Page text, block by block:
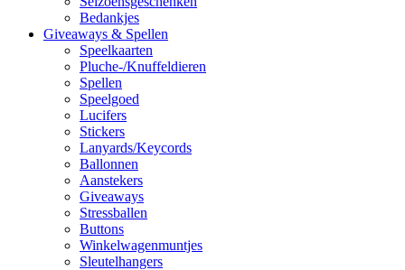
Bedankjes
Giveaways & Spellen
Speelkaarten
Pluche-/Knuffeldieren
Spellen
Speelgoed
Lucifers
Stickers
Lanyards/Keycords
Ballonnen
Aanstekers
Giveaways
Stressballen
Buttons
Winkelwagenmuntjes
Sleutelhangers